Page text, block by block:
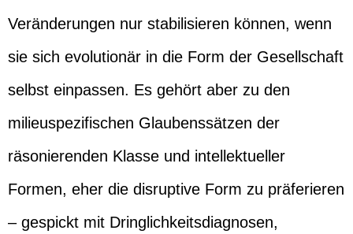
Veränderungen nur stabilisieren können, wenn
sie sich evolutionär in die Form der Gesellschaft
selbst einpassen. Es gehört aber zu den
milieuspezifischen Glaubenssätzen der
räsonierenden Klasse und intellektueller
Formen, eher die disruptive Form zu präferieren
– gespickt mit Dringlichkeitsdiagnosen,